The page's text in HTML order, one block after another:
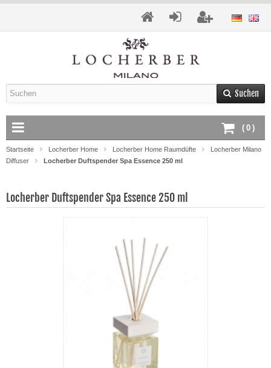
Suchen
( 0 )
Startseite Locherber Home Locherber Home Raumdüfte
Locherber Milano
Diffuser
Locherber Duftspender Spa Essence 250 ml
Locherber Duftspender Spa Essence 250 ml